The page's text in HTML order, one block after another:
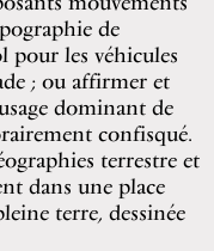
de
pour les véhicules
; ou affirmer et
dominant de
confisqué.
terrestre et
dans une place
terre, dessinée